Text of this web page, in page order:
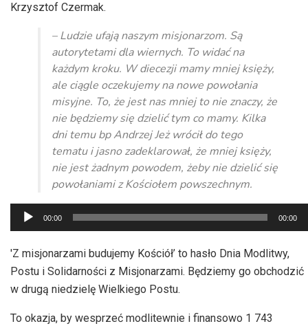
Krzysztof Czermak.
– Ludzie ufają naszym misjonarzom. Są
autorytetami dla wiernych. To widać na
każdym kroku. W diecezji mamy mniej księży,
ale ciągle oczekujemy na nowe powołania
misyjne. To, że jest nas mniej to nie znaczy, że
nie będziemy się dzielić tym co mamy. Kilka
dni temu bp Andrzej Jeż wrócił do tego
tematu i jasno zadeklarował, że mniej księży,
nie jest żadnym powodem, żeby nie dzielić się
powołaniami z Kościołem powszechnym.
Odtwarzacz
plików
dźwiękowych
00:00 00:00
'Z misjonarzami budujemy Kościół’ to hasło Dnia Modlitwy,
Postu i Solidarności z Misjonarzami. Będziemy go obchodzić
w drugą niedzielę Wielkiego Postu.
To okazja, by wesprzeć modlitewnie i finansowo 1 743